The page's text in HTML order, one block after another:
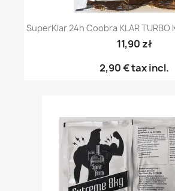
SuperKlar 24h Coobra KLAR TURBO
11,90 zł
2,90 €tax incl.